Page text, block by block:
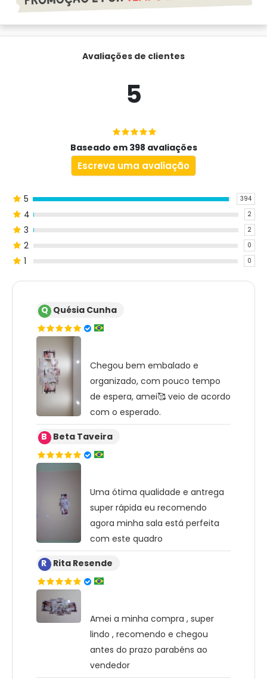
Avaliações de clientes
5
Baseado em 398 avaliações
Escreva uma avaliação
5 394
4 2
3 2
2 0
1 0
Q Quésia Cunha
Chegou bem embalado e
organizado, com pouco tempo
de espera, amei🥰 veio de acordo
com o esperado.
B Beta Taveira
Uma ótima qualidade e antrega
super rápida eu recomendo
agora minha sala está perfeita
com este quadro
R Rita Resende
Amei a minha compra , super
lindo , recomendo e chegou
antes do prazo parabéns ao
vendedor